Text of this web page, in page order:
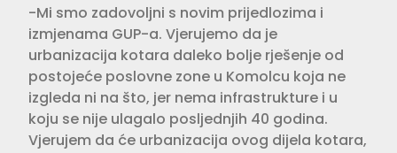
-Mi smo zadovoljni s novim prijedlozima i
izmjenama GUP-a. Vjerujemo da je
urbanizacija kotara daleko bolje rješenje od
postojeće poslovne zone u Komolcu koja ne
izgleda ni na što, jer nema infrastrukture i u
koju se nije ulagalo posljednjih 40 godina.
Vjerujem da će urbanizacija ovog dijela kotara,